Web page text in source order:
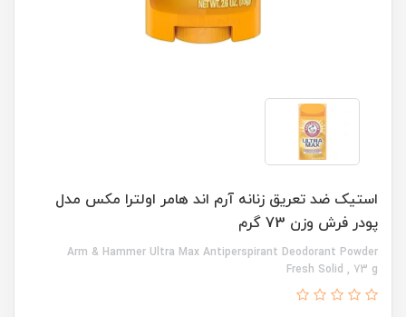
استیک ضد تعریق زنانه آرم اند هامر اولترا مکس مدل
پودر فرش وزن 73 گرم
Arm & Hammer Ultra Max Antiperspirant Deodorant Powder
Fresh Solid , 73 g